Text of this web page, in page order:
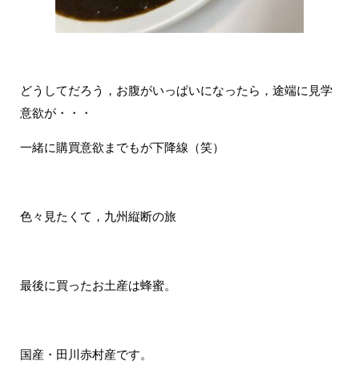
どうしてだろう，お腹がいっぱいになったら，途端に見学
意欲が・・・
一緒に購買意欲までもが下降線（笑）
色々見たくて，九州縦断の旅
最後に買ったお土産は蜂蜜。
国産・田川赤村産です。